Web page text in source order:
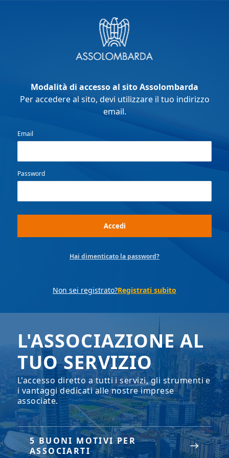
Modalità di accesso al sito Assolombarda
Per accedere al sito, devi utilizzare il tuo indirizzo
email.
Email
Password
Hai dimenticato la password?
Non sei registrato?Registrati subito
L'ASSOCIAZIONE AL
TUO SERVIZIO
L'accesso diretto a tutti i servizi, gli strumenti e
i vantaggi dedicati alle nostre imprese
associate.
5 BUONI MOTIVI PER
ASSOCIARTI